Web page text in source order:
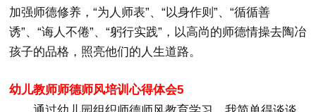
加强师德修养，“为人师表”、“以身作则”、“循循善
诱”、“诲人不倦”、“躬行实践”，以高尚的师德情操去陶冶
孩子的品格，照亮他们的人生道路。
幼儿教师师德师风培训心得体会5